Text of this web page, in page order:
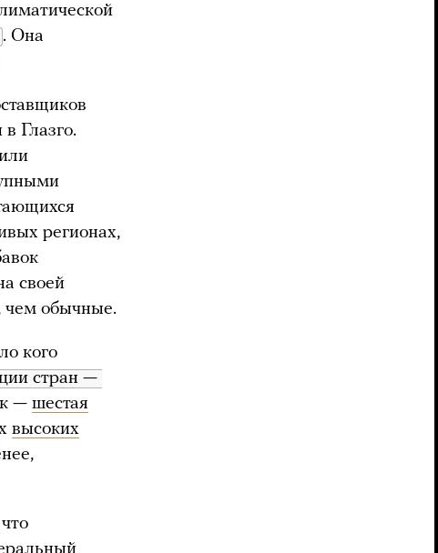
. Она
Глазго.
регионах,
своей
чем обычные.
кого
стран —
— шестая
высоких